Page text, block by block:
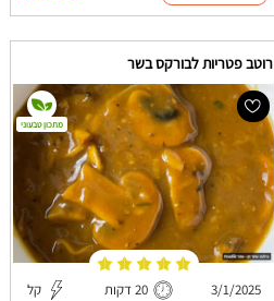
רוטב פטריות לבורקס בשר
3/1/2025 20 דקות קל
מתכון טבעוני